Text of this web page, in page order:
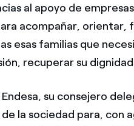
al apoyo de
acompañar,
esas familias que
recuperar su
su consejero
la sociedad para, con